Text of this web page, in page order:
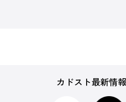
カドスト最新情